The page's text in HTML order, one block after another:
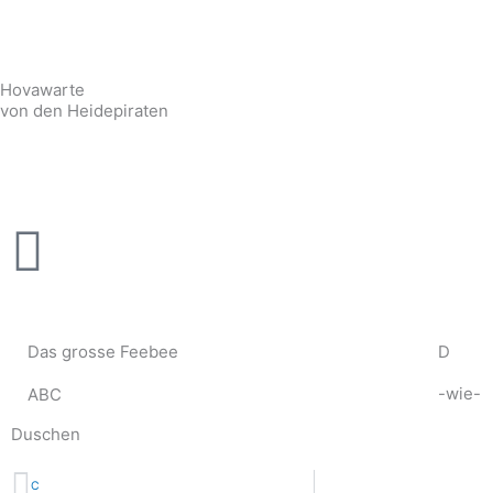
Hovawarte
von den Heidepiraten
Das grosse Feebee
ABC
D
-wie-
Duschen
Zurück
C